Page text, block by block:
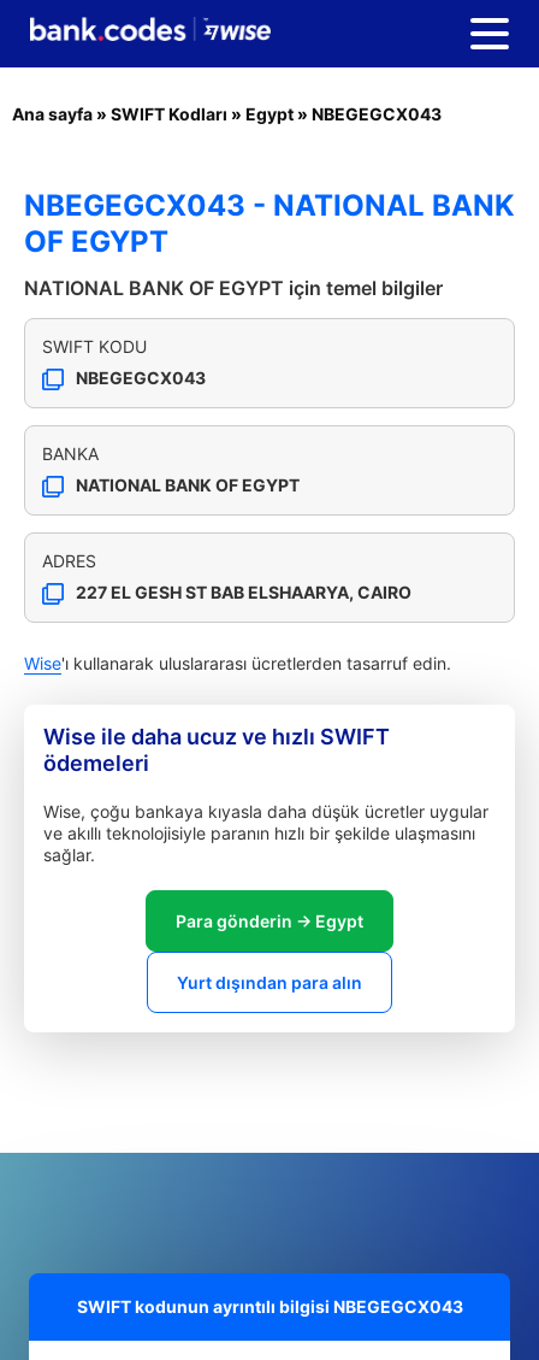
Ana sayfa » SWIFT Kodları » Egypt » NBEGEGCX043
NBEGEGCX043 - NATIONAL BANK
OF EGYPT
NATIONAL BANK OF EGYPT için temel bilgiler
SWIFT KODU
NBEGEGCX043
BANKA
NATIONAL BANK OF EGYPT
ADRES
227 EL GESH ST BAB ELSHAARYA, CAIRO
Wise'ı kullanarak uluslararası ücretlerden tasarruf edin.
Wise ile daha ucuz ve hızlı SWIFT
ödemeleri
Wise, çoğu bankaya kıyasla daha düşük ücretler uygular
ve akıllı teknolojisiyle paranın hızlı bir şekilde ulaşmasını
sağlar.
Para gönderin → Egypt
Yurt dışından para alın
SWIFT kodunun ayrıntılı bilgisi NBEGEGCX043